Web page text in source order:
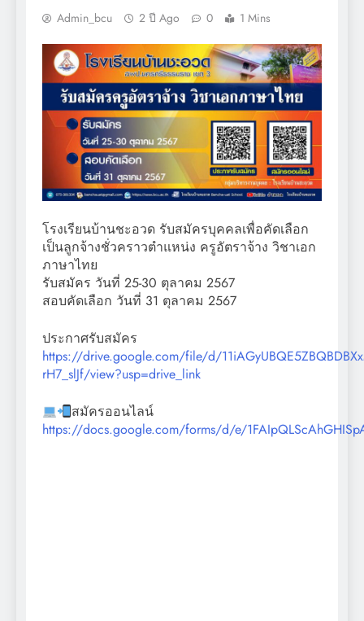
Admin_bcu 2 ปี Ago 0 1 Mins
โรงเรียนบ้านชะอวด รับสมัครบุคคลเพื่อคัดเลือก
เป็นลูกจ้างชั่วคราวตำแหน่ง ครูอัตราจ้าง วิชาเอก
ภาษาไทย
รับสมัคร วันที่ 25-30 ตุลาคม 2567
สอบคัดเลือก วันที่ 31 ตุลาคม 2567
ประกาศรับสมัคร
https://drive.google.com/file/d/
rH7_slJf/view?usp=drive_link
สมัครออนไลน์
https://docs.google.com/forms/d/e/